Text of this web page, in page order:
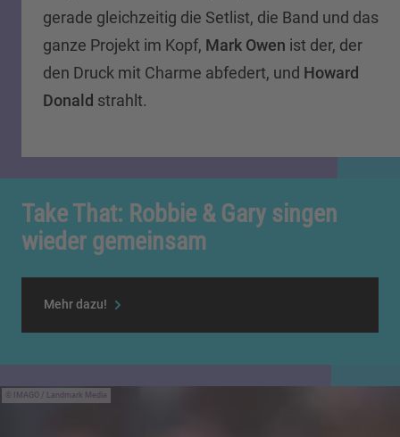
gerade gleichzeitig die Setlist, die Band und das
ganze Projekt im Kopf, Mark Owen ist der, der
den Druck mit Charme abfedert, und Howard
Donald strahlt.
Take That: Robbie & Gary singen
wieder gemeinsam
Mehr dazu!
IMAGO / Landmark Media